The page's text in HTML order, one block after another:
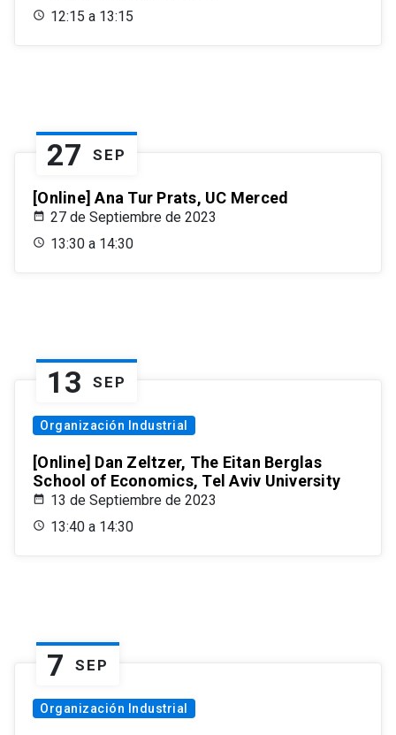
12:15 a 13:15
27 SEP
[Online] Ana Tur Prats, UC Merced
27 de Septiembre de 2023
13:30 a 14:30
13 SEP
Organización Industrial
[Online] Dan Zeltzer, The Eitan Berglas
School of Economics, Tel Aviv University
13 de Septiembre de 2023
13:40 a 14:30
7 SEP
Organización Industrial